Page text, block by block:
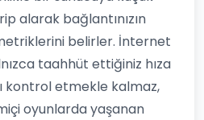
alarak bağlantınızın
belirler. İnternet
taahhüt ettiğiniz hıza
kontrol etmekle kalmaz,
oyunlarda yaşanan